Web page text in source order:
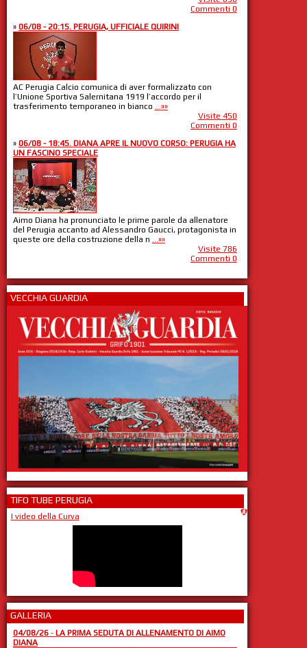
Commenti 0
» 06/08 - 20:15. PERUGIA, UFFICIALE QUIRINI
AC Perugia Calcio comunica di aver formalizzato con
l’Unione Sportiva Salernitana 1919 l’accordo per il
trasferimento temporaneo in bianco ...»»
Visite 450
Commenti 0
» 06/08 - 18:45. DIANA APRE IL NUOVO CORSO: PERUGIA HA
UN FASCINO SPECIALE
Aimo Diana ha pronunciato le prime parole da allenatore
del Perugia accanto ad Alessandro Gaucci, protagonista in
queste ore della costruzione della n ...»»
Visite 786
Commenti 0
VECCHIA GUARDIA
TIFO TUBE PERUGIA
I video della Curva
GALLERIA
04/08/26- LA PRIMA SEDUTA DI ALLENAMENTO DI AIMO
DIANA